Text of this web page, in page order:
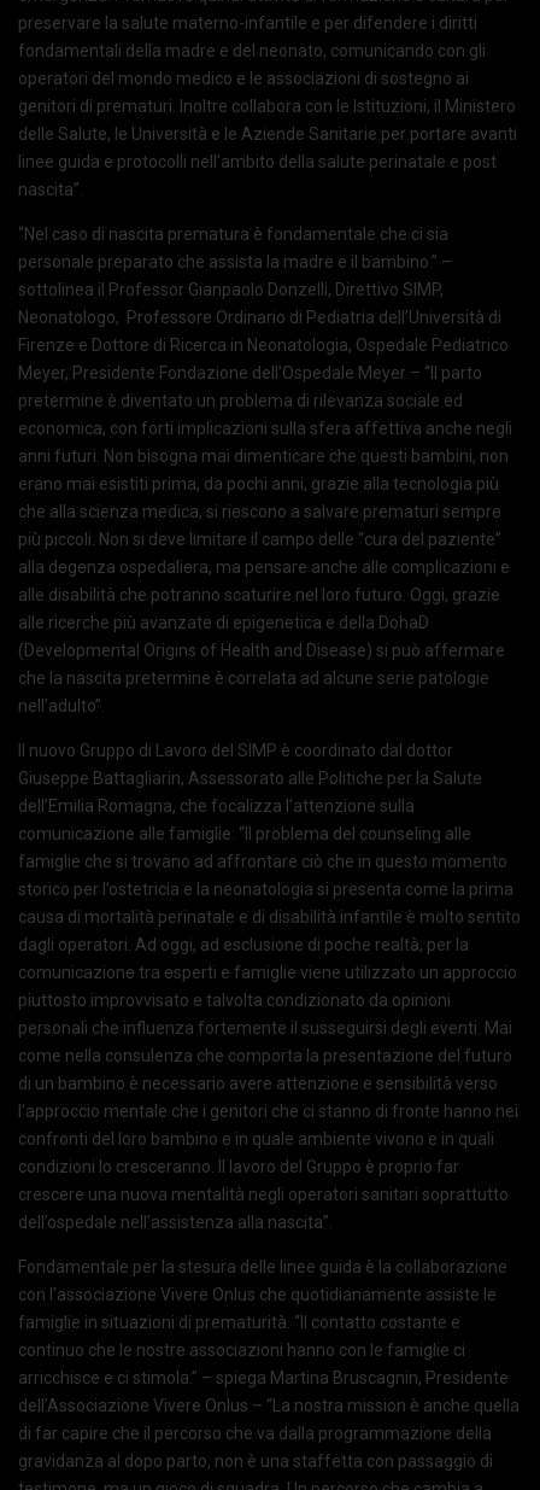
preservare la salute materno-infantile e per difendere i diritti
fondamentali della madre e del neonato, comunicando con gli
operatori del mondo medico e le associazioni di sostegno ai
genitori di prematuri. Inoltre collabora con le Istituzioni, il Ministero
delle Salute, le Università e le Aziende Sanitarie per portare avanti
linee guida e protocolli nell’ambito della salute perinatale e post
nascita”.
“Nel caso di nascita prematura è fondamentale che ci sia
personale preparato che assista la madre e il bambino.” –
sottolinea il Professor Gianpaolo Donzelli, Direttivo SIMP,
Neonatologo, Professore Ordinario di Pediatria dell’Università di
Firenze e Dottore di Ricerca in Neonatologia, Ospedale Pediatrico
Meyer, Presidente Fondazione dell’Ospedale Meyer – “Il parto
pretermine è diventato un problema di rilevanza sociale ed
economica, con forti implicazioni sulla sfera affettiva anche negli
anni futuri. Non bisogna mai dimenticare che questi bambini, non
erano mai esistiti prima, da pochi anni, grazie alla tecnologia più
che alla scienza medica, si riescono a salvare prematuri sempre
più piccoli. Non si deve limitare il campo delle “cura del paziente”
alla degenza ospedaliera, ma pensare anche alle complicazioni e
alle disabilità che potranno scaturire nel loro futuro. Oggi, grazie
alle ricerche più avanzate di epigenetica e della DohaD
(Developmental Origins of Health and Disease) si può affermare
che la nascita pretermine è correlata ad alcune serie patologie
nell’adulto”.
Il nuovo Gruppo di Lavoro del SIMP è coordinato dal dottor
Giuseppe Battagliarin, Assessorato alle Politiche per la Salute
dell’Emilia Romagna, che focalizza l’attenzione sulla
comunicazione alle famiglie: “Il problema del counseling alle
famiglie che si trovano ad affrontare ciò che in questo momento
storico per l’ostetricia e la neonatologia si presenta come la prima
causa di mortalità perinatale e di disabilità infantile è molto sentito
dagli operatori. Ad oggi, ad esclusione di poche realtà, per la
comunicazione tra esperti e famiglie viene utilizzato un approccio
piuttosto improvvisato e talvolta condizionato da opinioni
personali che influenza fortemente il susseguirsi degli eventi. Mai
come nella consulenza che comporta la presentazione del futuro
di un bambino è necessario avere attenzione e sensibilità verso
l’approccio mentale che i genitori che ci stanno di fronte hanno nei
confronti del loro bambino e in quale ambiente vivono e in quali
condizioni lo cresceranno. Il lavoro del Gruppo è proprio far
crescere una nuova mentalità negli operatori sanitari soprattutto
dell’ospedale nell’assistenza alla nascita”.
Fondamentale per la stesura delle linee guida è la collaborazione
con l’associazione Vivere Onlus che quotidianamente assiste le
famiglie in situazioni di prematurità. “Il contatto costante e
continuo che le nostre associazioni hanno con le famiglie ci
arricchisce e ci stimola.” – spiega Martina Bruscagnin, Presidente
dell’Associazione Vivere Onlus – “La nostra mission è anche quella
di far capire che il percorso che va dalla programmazione della
gravidanza al dopo parto, non è una staffetta con passaggio di